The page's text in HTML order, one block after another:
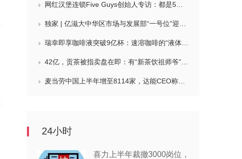
网红汉堡连锁Five Guys创始人专访：都是5个儿子和妻子在打理，绝不会与麦当劳正面竞争，要公司上市或卖盘的建议不时出现
独家 | 亿滋大中华区市场与发展部“一号位”迎来新变动，曲向明将卸任
瑞幸即享咖啡液突破9亿杯：速溶咖啡的“液体时代”是如何炼成的？
42亿，贡茶被指卖盘在即：有“新茶饮祖师爷”之称，贝恩资本拟接手
麦当劳中国上半年增至8114家，达能CEO称现阶段更具进攻性，“小酒馆”海伦司盈警，现代牧业完成收购中国圣牧股权，茶颜悦色合肥首店开业
24小时
喜力上半年裁撤3000岗位，